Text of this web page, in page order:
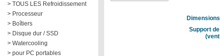
> TOUS LES Refroidissement
> Processeur
> Boîtiers
> Disque dur / SSD
> Watercooling
> pour PC portables
Support